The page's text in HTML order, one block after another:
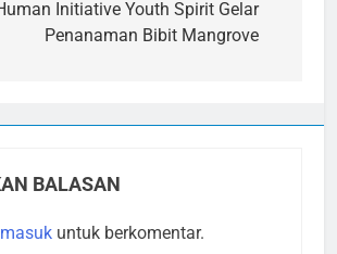
Initiative Youth Spirit Gelar
Penanaman Bibit Mangrove
BALASAN
masuk untuk berkomentar.